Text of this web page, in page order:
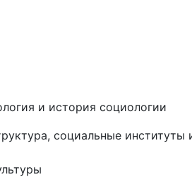
и история социологии
социальные институты